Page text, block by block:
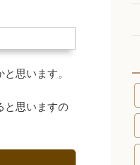
思います。
と思いますの